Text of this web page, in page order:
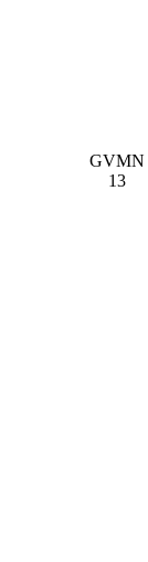
GVMN
13